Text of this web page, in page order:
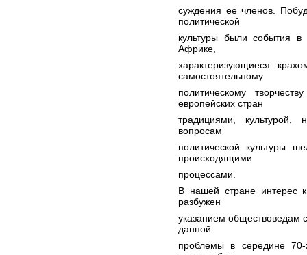
суждения ее членов.
политической
культуры были события в
Африке,
характеризующиеся
самостоятельному
политическому
европейских стран
традициями, культурой,
вопросам
политической культуры
происходящими
процессами.
В нашей стране интерес
разбужен
указанием обществоведам
данной
проблемы в середине